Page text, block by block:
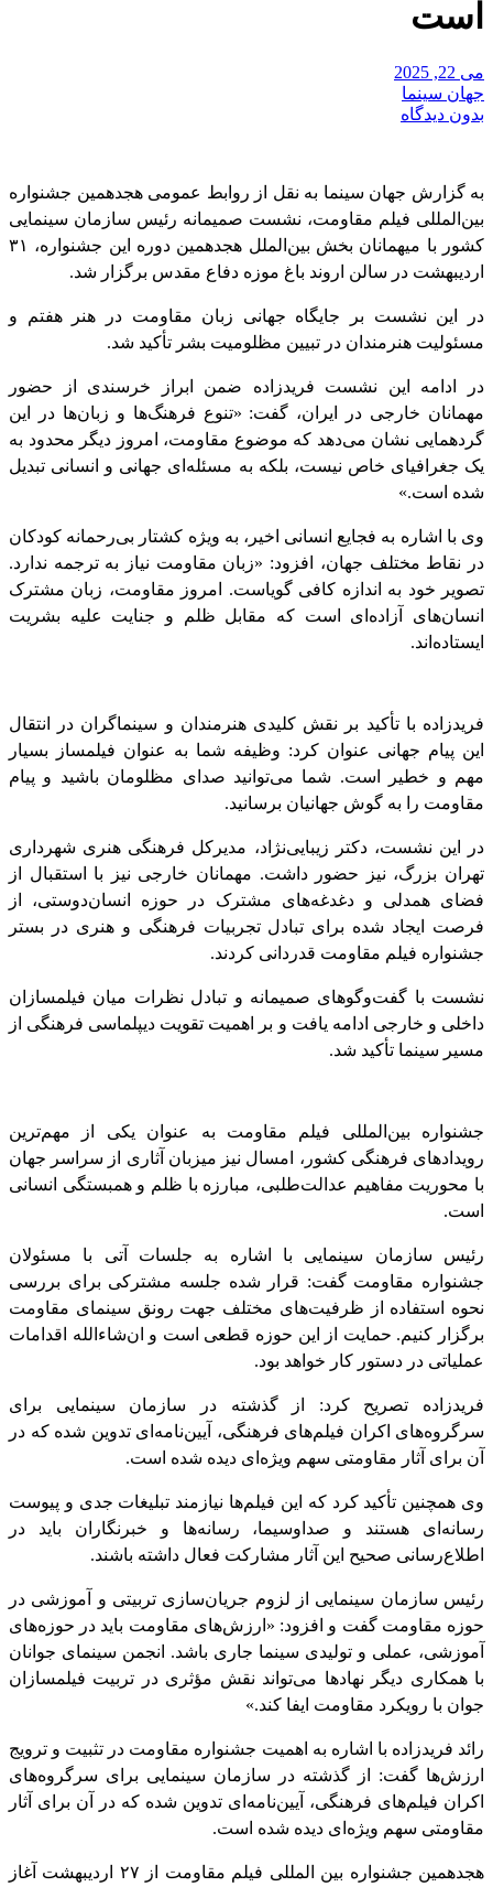
است
می 22, 2025
جهان سینما
بدون دیدگاه
به گزارش جهان سینما به نقل از روابط عمومی هجدهمین جشنواره
بین‌المللی فیلم مقاومت، نشست صمیمانه‌ رئیس سازمان سینمایی
کشور با میهمانان بخش بین‌الملل هجدهمین دوره این جشنواره، ۳۱
اردیبهشت در سالن اروند باغ موزه دفاع مقدس برگزار شد.
در این نشست بر جایگاه جهانی زبان مقاومت در هنر هفتم و
مسئولیت هنرمندان در تبیین مظلومیت بشر تأکید شد.
در ادامه این نشست فریدزاده ضمن ابراز خرسندی از حضور
مهمانان خارجی در ایران، گفت: «تنوع فرهنگ‌ها و زبان‌ها در این
گردهمایی نشان می‌دهد که موضوع مقاومت، امروز دیگر محدود به
یک جغرافیای خاص نیست، بلکه به مسئله‌ای جهانی و انسانی تبدیل
شده است.»
وی با اشاره به فجایع انسانی اخیر، به ویژه کشتار بی‌رحمانه کودکان
در نقاط مختلف جهان، افزود: «زبان مقاومت نیاز به ترجمه ندارد.
تصویر خود به اندازه کافی گویاست. امروز مقاومت، زبان مشترک
انسان‌های آزاده‌ای است که مقابل ظلم و جنایت علیه بشریت
ایستاده‌اند.
فریدزاده با تأکید بر نقش کلیدی هنرمندان و سینماگران در انتقال
این پیام جهانی عنوان کرد: وظیفه شما به عنوان فیلمساز بسیار
مهم و خطیر است. شما می‌توانید صدای مظلومان باشید و پیام
مقاومت را به گوش جهانیان برسانید.
در این نشست، دکتر زیبایی‌نژاد، مدیرکل فرهنگی هنری شهرداری
تهران بزرگ، نیز حضور داشت. مهمانان خارجی نیز با استقبال از
فضای همدلی و دغدغه‌های مشترک در حوزه انسان‌دوستی، از
فرصت ایجاد شده برای تبادل تجربیات فرهنگی و هنری در بستر
جشنواره فیلم مقاومت قدردانی کردند.
نشست با گفت‌وگوهای صمیمانه و تبادل نظرات میان فیلمسازان
داخلی و خارجی ادامه یافت و بر اهمیت تقویت دیپلماسی فرهنگی از
مسیر سینما تأکید شد.
جشنواره بین‌المللی فیلم مقاومت به عنوان یکی از مهم‌ترین
رویدادهای فرهنگی کشور، امسال نیز میزبان آثاری از سراسر جهان
با محوریت مفاهیم عدالت‌طلبی، مبارزه با ظلم و همبستگی انسانی
است.
رئیس سازمان سینمایی با اشاره به جلسات آتی با مسئولان
جشنواره مقاومت گفت: قرار شده جلسه مشترکی برای بررسی
نحوه استفاده از ظرفیت‌های مختلف جهت رونق سینمای مقاومت
برگزار کنیم. حمایت از این حوزه قطعی است و ان‌شاءالله اقدامات
عملیاتی در دستور کار خواهد بود.
فریدزاده تصریح کرد: از گذشته در سازمان سینمایی برای
سرگروه‌های اکران فیلم‌های فرهنگی، آیین‌نامه‌ای تدوین شده که در
آن برای آثار مقاومتی سهم ویژه‌ای دیده شده است.
وی همچنین تأکید کرد که این فیلم‌ها نیازمند تبلیغات جدی و پیوست
رسانه‌ای هستند و صداوسیما، رسانه‌ها و خبرنگاران باید در
اطلاع‌رسانی صحیح این آثار مشارکت فعال داشته باشند.
رئیس سازمان سینمایی از لزوم جریان‌سازی تربیتی و آموزشی در
حوزه مقاومت گفت و افزود: «ارزش‌های مقاومت باید در حوزه‌های
آموزشی، عملی و تولیدی سینما جاری باشد. انجمن سینمای جوانان
با همکاری دیگر نهادها می‌تواند نقش مؤثری در تربیت فیلمسازان
جوان با رویکرد مقاومت ایفا کند.»
رائد فریدزاده با اشاره به اهمیت جشنواره مقاومت در تثبیت و ترویج
ارزش‌ها گفت: از گذشته در سازمان سینمایی برای سرگروه‌های
اکران فیلم‌های فرهنگی، آیین‌نامه‌ای تدوین شده که در آن برای آثار
مقاومتی سهم ویژه‌ای دیده شده است.
هجدهمین جشنواره بین المللی فیلم مقاومت از ۲۷ اردیبهشت آغاز